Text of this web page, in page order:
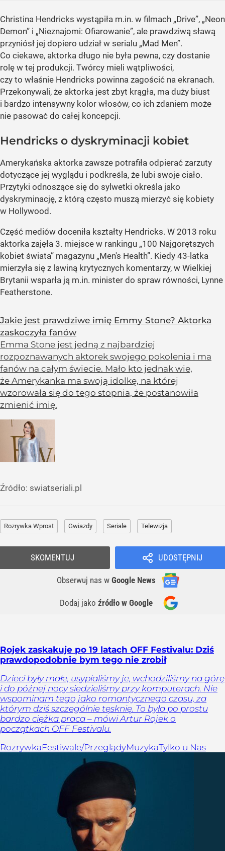
Christina Hendricks wystąpiła m.in. w filmach „Drive”, „Neon
Demon” i „Nieznajomi: Ofiarowanie”, ale prawdziwą sławą
przyniósł jej dopiero udział w serialu „Mad Men”.
Co ciekawe, aktorka długo nie była pewna, czy dostanie
rolę w tej produkcji. Twórcy mieli wątpliwości,
czy to właśnie Hendricks powinna zagościć na ekranach.
Przekonywali, że aktorka jest zbyt krągła, ma duży biust
i bardzo intensywny kolor włosów, co ich zdaniem może
nie pasować do całej koncepcji.
Hendricks o dyskryminacji kobiet
Amerykańska aktorka zawsze potrafiła odpierać zarzuty
dotyczące jej wyglądu i podkreśla, że lubi swoje ciało.
Przytyki odnoszące się do sylwetki określa jako
dyskryminację, z którą często muszą mierzyć się kobiety
w Hollywood.
Część mediów doceniła kształty Hendricks. W 2013 roku
aktorka zajęła 3. miejsce w rankingu „100 Najgorętszych
kobiet świata” magazynu „Men's Health”. Kiedy 43-latka
mierzyła się z lawiną krytycznych komentarzy, w Wielkiej
Brytanii wsparła ją m.in. minister do spraw równości, Lynne
Featherstone.
Jakie jest prawdziwe imię Emmy Stone? Aktorka
zaskoczyła fanów
Emma Stone jest jedną z najbardziej
rozpoznawanych aktorek swojego pokolenia i ma
fanów na całym świecie. Mało kto jednak wie,
że Amerykanka ma swoją idolkę, na której
wzorowała się do tego stopnia, że postanowiła
zmienić imię.
Źródło: swiatseriali.pl
Rozrywka Wprost Gwiazdy Seriale Telewizja
UDOSTĘPNIJ
Obserwuj nas w Google News
Dodaj jako źródło w Google
SKOMENTUJ
Rojek zaskakuje po 19 latach OFF Festivalu: Dziś
prawdopodobnie bym tego nie zrobił
Dzieci były małe, usypialiśmy je, wchodziliśmy na górę
i do późnej nocy siedzieliśmy przy komputerach. Nie
wspominam tego jako romantycznego czasu, za
którym dziś szczególnie tęsknię. To była po prostu
bardzo ciężka praca – mówi Artur Rojek o
początkach OFF Festivalu.
RozrywkaFestiwale/PrzeglądyMuzykaTylko u Nas